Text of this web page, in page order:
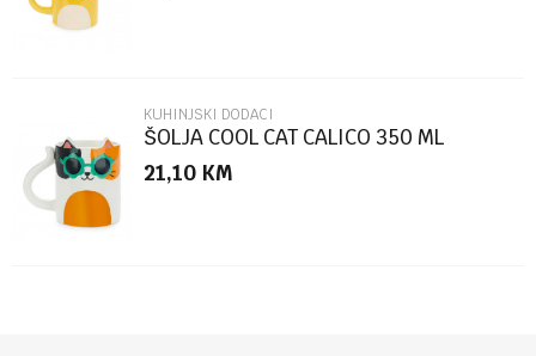
KUHINJSKI DODACI
ŠOLJA COOL CAT CALICO 350 ML
KERAMIKA
21,10 KM